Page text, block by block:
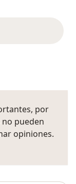
por
pueden
opiniones.